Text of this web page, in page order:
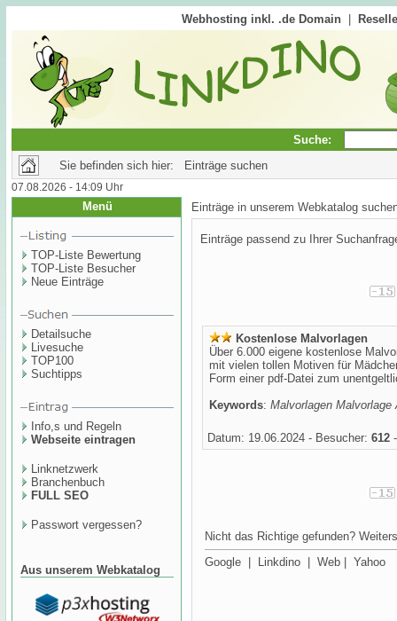
Webhosting inkl. .de Domain
Suche:
Sie befinden sich hier: Einträge suchen
07.08.2026 - 14:09 Uhr
Menü
TOP-Liste Bewertung
TOP-Liste Besucher
Neue Einträge
Detailsuche
Livesuche
TOP100
Suchtipps
Info,s und Regeln
Webseite eintragen
Linknetzwerk
Branchenbuch
FULL SEO
Passwort vergessen?
Aus unserem Webkatalog
Einträge in unserem Webkatalog
Einträge passend zu Ihrer
Kostenlose Malvorlagen
Über 6.000 eigene kostenlose
mit vielen tollen Motiven für
Form einer pdf-Datei zum
Keywords: Malvorlagen Malvorlage
Datum: 19.06.2024 - Besucher: 612
Nicht das Richtige gefunden?
Google
Linkdino Web Yahoo